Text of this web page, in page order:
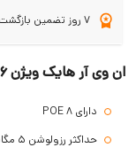
7 روز تضمین بازگشت کالا
ان وی آر هایک ویژن 16 کانال
دارای 8 POE
حداکثر رزولوشن 5 مگاپیکسل